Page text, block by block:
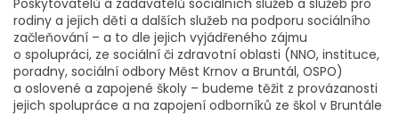
Poskytovatelů a zadavatelů sociálních služeb a služeb pro
rodiny a jejich děti a dalších služeb na podporu sociálního
začleňování – a to dle jejich vyjádřeného zájmu
o spolupráci, ze sociální či zdravotní oblasti (NNO, instituce,
poradny, sociální odbory Měst Krnov a Bruntál, OSPO)
a oslovené a zapojené školy – budeme těžit z provázanosti
jejich spolupráce a na zapojení odborníků ze škol v Bruntále